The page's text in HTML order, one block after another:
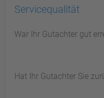
Servicequalität
War Ihr Gutachter gut
Hat Ihr Gutachter Sie